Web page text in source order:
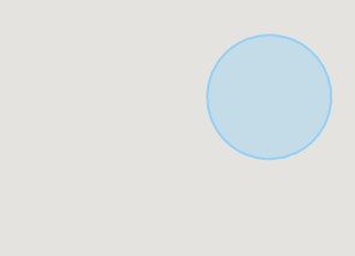
在顧客的各種各樣的要求(投資房屋買
因為留意接受的敬重的營業所以一定在